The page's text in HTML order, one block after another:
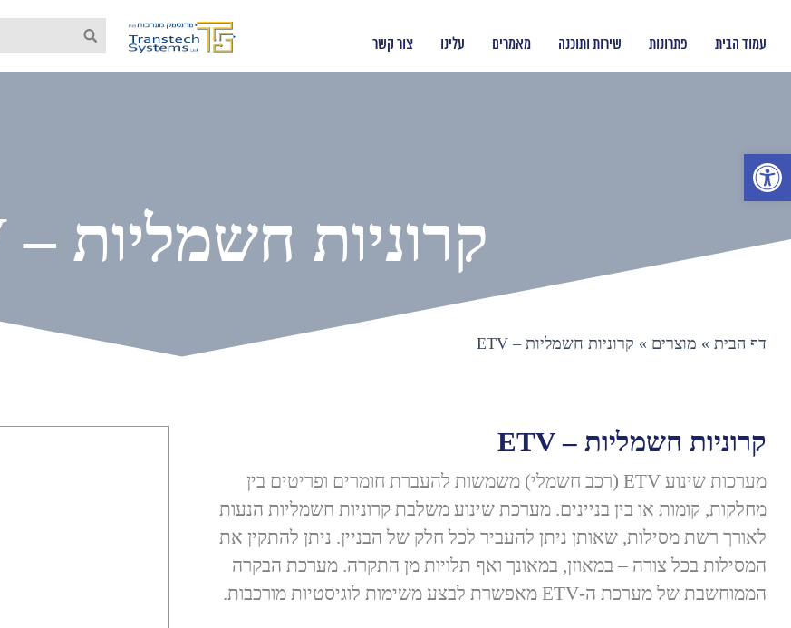
פתח סרגל נגישות
עמוד הבית פתרונות שירות ותוכנה מאמרים עלינו צור קשר
קרוניות חשמליות – ETV
דף הבית» מוצרים » קרוניות חשמליות – ETV
קרוניות חשמליות – ETV
מערכות שינוע ETV (רכב חשמלי) משמשות להעברת חומרים ופריטים בין
מחלקות, קומות או בין בניינים. מערכת שינוע משלבת קרוניות חשמליות הנעות
לאורך רשת מסילות, שאותן ניתן להעביר לכל חלק של הבניין. ניתן להתקין את
המסילות בכל צורה – במאוזן, במאונך ואף תלויות מן התקרה. מערכת הבקרה
הממוחשבת של מערכת ה-ETV מאפשרת לבצע משימות לוגיסטיות מורכבות.